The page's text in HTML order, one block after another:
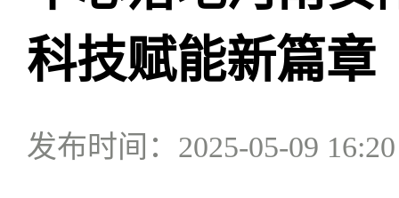
科技赋能新篇章
发布时间：2025-05-09 16:20